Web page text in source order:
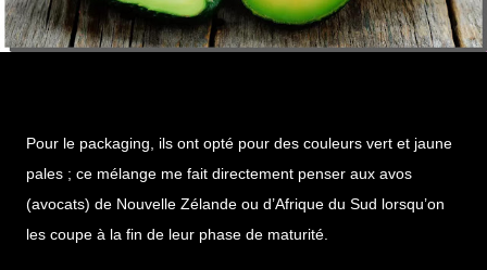
Pour le packaging, ils ont opté pour des couleurs vert et jaune
pales ; ce mélange me fait directement penser aux avos
(avocats) de Nouvelle Zélande ou d’Afrique du Sud lorsqu’on
les coupe à la fin de leur phase de maturité.